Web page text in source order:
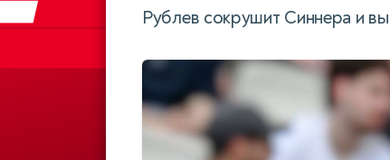
Рублев сокрушит Синнера и